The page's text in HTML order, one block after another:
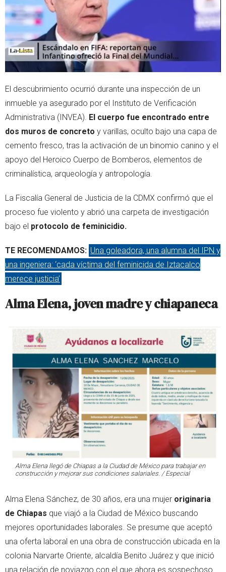
El descubrimiento ocurrió durante una inspección de un
inmueble ya asegurado por el Instituto de Verificación
Administrativa (INVEA). El cuerpo fue encontrado entre
dos muros de concreto y varillas, oculto bajo una capa de
cemento fresco, tras la activación de un binomio canino y el
apoyo del Heroico Cuerpo de Bomberos, elementos de
criminalística, arqueología y antropología.
La Fiscalía General de Justicia de la CDMX confirmó que el
proceso fue violento y abrió una carpeta de investigación
bajo el protocolo de feminicidio.
TE RECOMENDAMOS: Una goleadora, una alumna del IPN y
una ingeniera: ‘cada víctima del feminicida de Iztacalco
merece justicia’
Alma Elena, joven madre y chiapaneca
Alma Elena llegó de Chiapas a la Ciudad de México para trabajar en
construcción y mejorar sus condiciones salariales. / Especial
Alma Elena Sánchez, de 30 años, era una mujer originaria
de Chiapas que viajó a la Ciudad de México buscando
mejores oportunidades laborales. Se presume que aceptó
una oferta laboral en una obra de construcción ubicada en la
colonia Narvarte Oriente, alcaldía Benito Juárez y que inició
una relación de noviazgo con el que ahora es sospechoso